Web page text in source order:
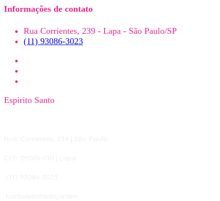
Informações de contato
Rua Corrientes, 239 - Lapa - São Paulo/SP
(11) 93086-3023
Espirito Santo
Rua: Corrientes, 239 | São Paulo
CEP: 05076-010 | Lapa
(11) 93086-3023
borboletinhadojardim